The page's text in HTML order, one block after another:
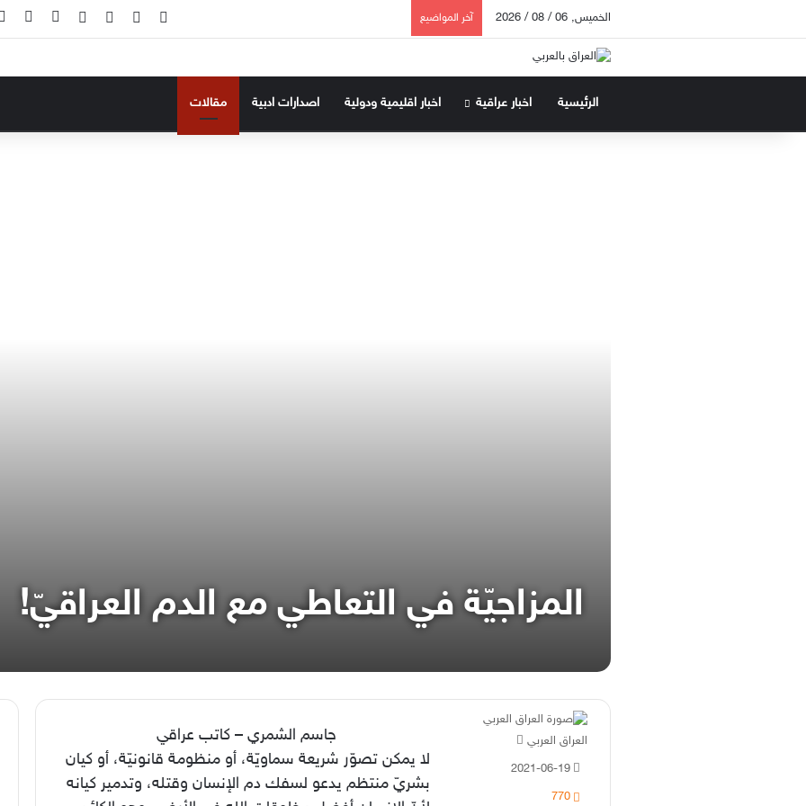
الخميس, 06 / 08 / 2026 آخر المواضيع فيسبوك ‫YouTubeانستقرامتسجيل
الرئيسية اخبار عراقية اخبار اقليمية ودولية اصدارات ادبية مقالات
المزاجيّة في التعاطي مع الدم العراقيّ!
جاسم الشمري – كاتب عراقي
لا يمكن تصوّر شريعة سماويّة، أو منظومة قانونيّة، أو كيان
بشريّ منتظم يدعو لسفك دم الإنسان وقتله، وتدمير كيانه
العراق العربي
2021-06-19
770